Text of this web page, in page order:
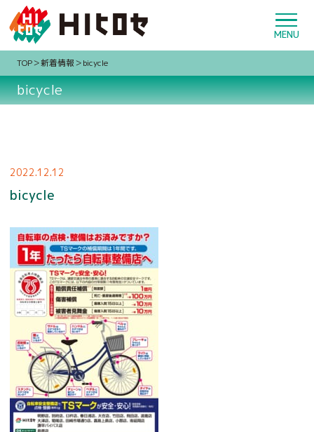
TOP 新着情報 bicycle
bicycle
2022.12.12
bicycle